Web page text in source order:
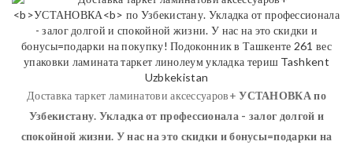
Доставка таркет ламинатови аксессуаров+УСТАНОВКАпо
Узбекистану. Укладка от профессионала - залог долгой и
спокойной жизни. У нас на это скидки и бонусы=подарки на